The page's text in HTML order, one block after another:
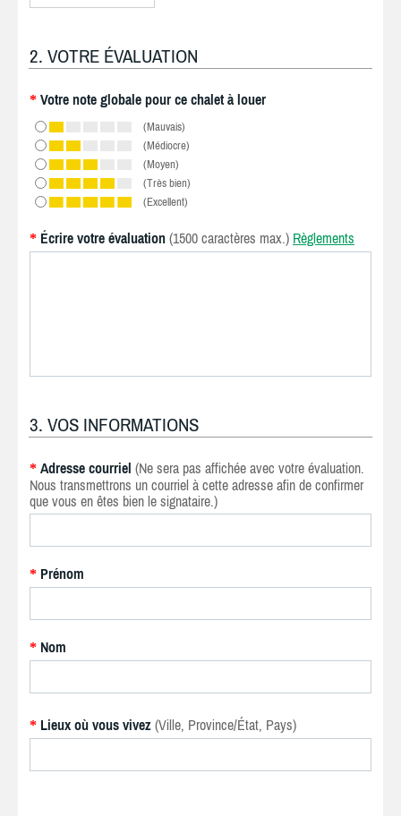
2. VOTRE ÉVALUATION
* Votre note globale pour ce chalet à louer
(Mauvais)
(Médiocre)
(Moyen)
(Très bien)
(Excellent)
* Écrire votre évaluation (1500 caractères max.) Règlements
3. VOS INFORMATIONS
* Adresse courriel (Ne sera pas affichée avec votre évaluation.
Nous transmettrons un courriel à cette adresse afin de confirmer
que vous en êtes bien le signataire.)
* Prénom
* Nom
* Lieux où vous vivez (Ville, Province/État, Pays)